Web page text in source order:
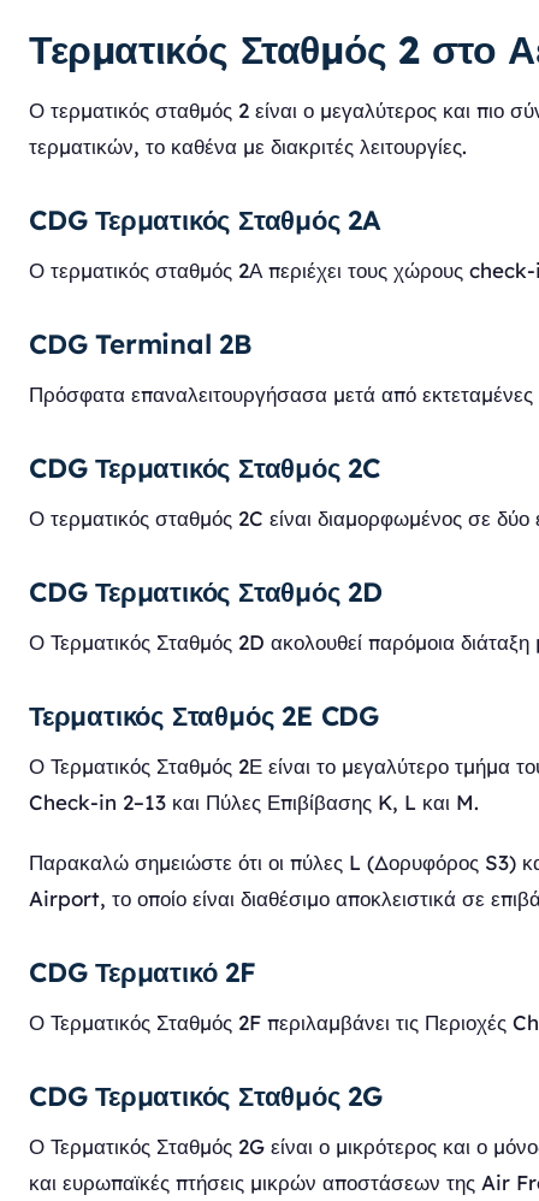
Τερματικός Σταθμός 2 στο
Ο τερματικός σταθμός 2 είναι ο μεγαλύτερος και πιο
τερματικών, το καθένα με διακριτές λειτουργίες.
CDG Τερματικός Σταθμός 2A
Ο τερματικός σταθμός 2Α περιέχει τους χώρους check-
CDG Terminal 2B
Πρόσφατα επαναλειτουργήσασα μετά από
CDG Τερματικός Σταθμός 2C
Ο τερματικός σταθμός 2C είναι διαμορφωμένος σε
CDG Τερματικός Σταθμός 2D
Ο Τερματικός Σταθμός 2D ακολουθεί παρόμοια
Τερματικός Σταθμός 2E CDG
Ο Τερματικός Σταθμός 2Ε είναι το μεγαλύτερο τμήμα
Check-in 2–13 και Πύλες Επιβίβασης K, L και M.
Παρακαλώ σημειώστε ότι οι πύλες L (Δορυφόρος S3)
Airport, το οποίο είναι διαθέσιμο αποκλειστικά σε
CDG Τερματικό 2F
Ο Τερματικός Σταθμός 2F περιλαμβάνει τις Περιοχές
CDG Τερματικός Σταθμός 2G
Ο Τερματικός Σταθμός 2G είναι ο μικρότερος και ο
και ευρωπαϊκές πτήσεις μικρών αποστάσεων της Air